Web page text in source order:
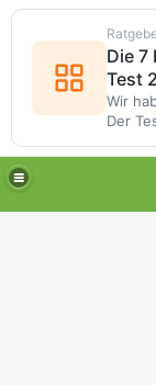
Die 7
Test
Wir
Der